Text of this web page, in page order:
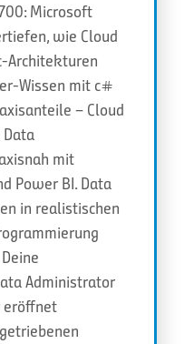
Microsoft
wie Cloud
Architekturen
Wissen mit c#
– Cloud
mit
Power BI. Data
in realistischen
Administrator
eröffnet